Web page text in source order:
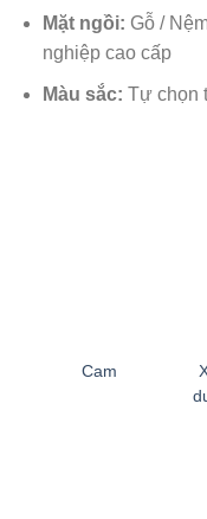
Mặt ngồi: Gỗ /
nghiệp cao cấp
Màu sắc: Tự chọn
Cam